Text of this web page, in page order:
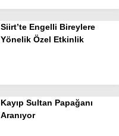
Siirt’te Engelli Bireylere
Yönelik Özel Etkinlik
Kayıp Sultan Papağanı
Aranıyor